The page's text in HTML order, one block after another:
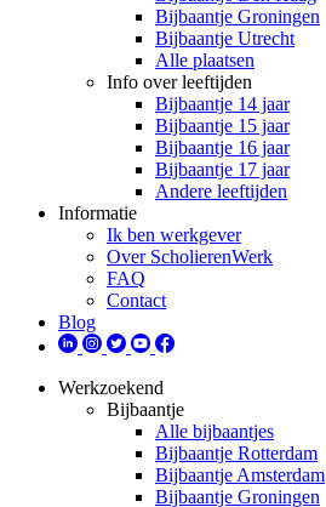
Bijbaantje Groningen
Bijbaantje Utrecht
Alle plaatsen
Info over leeftijden
Bijbaantje 14 jaar
Bijbaantje 15 jaar
Bijbaantje 16 jaar
Bijbaantje 17 jaar
Andere leeftijden
Informatie
Ik ben werkgever
Over ScholierenWerk
FAQ
Contact
Blog
Werkzoekend
Bijbaantje
Alle bijbaantjes
Bijbaantje Rotterdam
Bijbaantje Amsterdam
Bijbaantje Groningen